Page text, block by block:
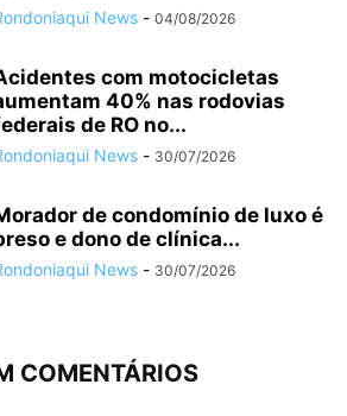
News - 04/08/2026
com motocicletas
40% nas rodovias
de RO no...
News - 30/07/2026
de condomínio de luxo é
e dono de clínica...
News - 30/07/2026
COMENTÁRIOS